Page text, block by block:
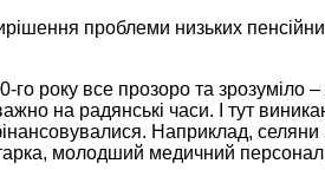
проблеми низьких
року все прозоро та
на радянські часи. І тут
Наприклад,
молодший медичний